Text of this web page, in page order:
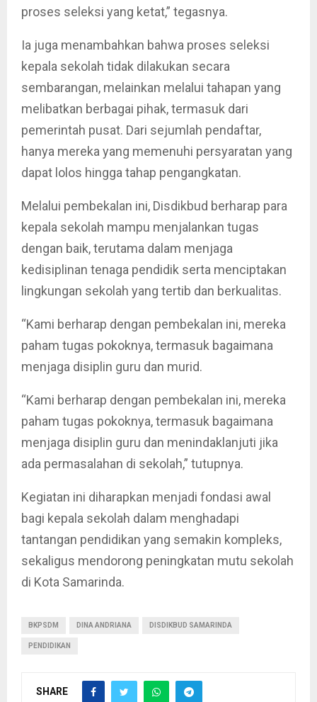
proses seleksi yang ketat,” tegasnya.
Ia juga menambahkan bahwa proses seleksi
kepala sekolah tidak dilakukan secara
sembarangan, melainkan melalui tahapan yang
melibatkan berbagai pihak, termasuk dari
pemerintah pusat. Dari sejumlah pendaftar,
hanya mereka yang memenuhi persyaratan yang
dapat lolos hingga tahap pengangkatan.
Melalui pembekalan ini, Disdikbud berharap para
kepala sekolah mampu menjalankan tugas
dengan baik, terutama dalam menjaga
kedisiplinan tenaga pendidik serta menciptakan
lingkungan sekolah yang tertib dan berkualitas.
“Kami berharap dengan pembekalan ini, mereka
paham tugas pokoknya, termasuk bagaimana
menjaga disiplin guru dan murid.
“Kami berharap dengan pembekalan ini, mereka
paham tugas pokoknya, termasuk bagaimana
menjaga disiplin guru dan menindaklanjuti jika
ada permasalahan di sekolah,” tutupnya.
Kegiatan ini diharapkan menjadi fondasi awal
bagi kepala sekolah dalam menghadapi
tantangan pendidikan yang semakin kompleks,
sekaligus mendorong peningkatan mutu sekolah
di Kota Samarinda.
BKPSDM DINA ANDRIANA DISDIKBUD SAMARINDA
PENDIDIKAN
SHARE